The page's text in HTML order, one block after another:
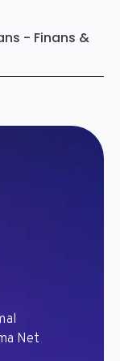
- Finans &
Net